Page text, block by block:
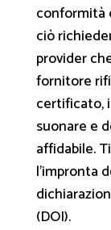
conformità
ciò
provider
fornitore
certificato,
suonare e
affidabile.
l'impronta
(DOI).